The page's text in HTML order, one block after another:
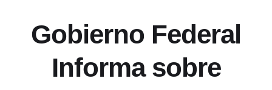
Gobierno Federal
Informa sobre